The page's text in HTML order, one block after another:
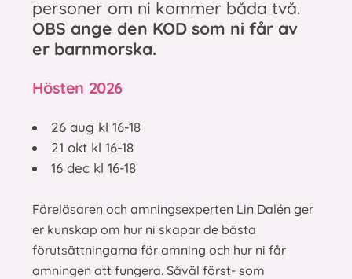
personer om ni kommer båda två.
OBS ange den KOD som ni får av
er barnmorska.
Hösten 2026
26 aug kl 16-18
21 okt kl 16-18
16 dec kl 16-18
Föreläsaren och amningsexperten Lin Dalén ger
er kunskap om hur ni skapar de bästa
förutsättningarna för amning och hur ni får
amningen att fungera. Såväl först- som